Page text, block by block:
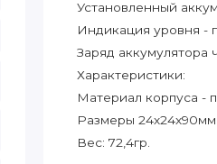
Установленный
Индикация уровня -
Заряд аккумулятора
Характеристики:
Материал корпуса -
Размеры 24х24х90мм
Вес: 72,4гр.